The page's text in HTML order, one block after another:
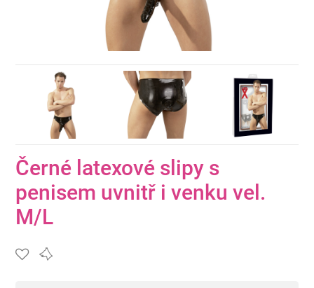
Černé latexové slipy s
penisem uvnitř i venku vel.
M/L